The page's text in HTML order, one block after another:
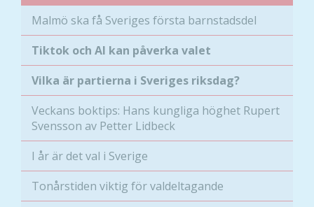
Malmö ska få Sveriges första barnstadsdel
Tiktok och AI kan påverka valet
Vilka är partierna i Sveriges riksdag?
Veckans boktips: Hans kungliga höghet Rupert
Svensson av Petter Lidbeck
I år är det val i Sverige
Tonårstiden viktig för valdeltagande